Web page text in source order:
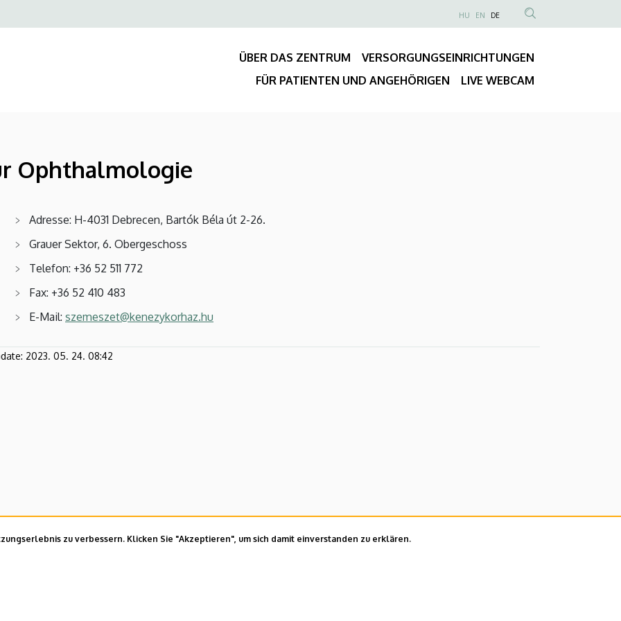
zu verbessern. Klicken Sie "Akzeptieren", um sich damit einverstanden zu erklären.
Felső
Anonim
fiók
menüje
NYELVVÁLASZTÓ
HU EN DE
TARTALOM
KERESÉSE
ÜBER DAS ZENTRUM
VERSORGUNGSEINRICHTUNGEN
FÜR PATIENTEN UND ANGEHÖRIGEN
LIVE WEBCAM
Ophthalmologie
Adresse: H-4031 Debrecen, Bartók Béla út 2-26.
Grauer Sektor, 6. Obergeschoss
Telefon: +36 52 511 772
Fax: +36 52 410 483
E-Mail: szemeszet@kenezykorhaz.hu
2023. 05. 24. 08:42